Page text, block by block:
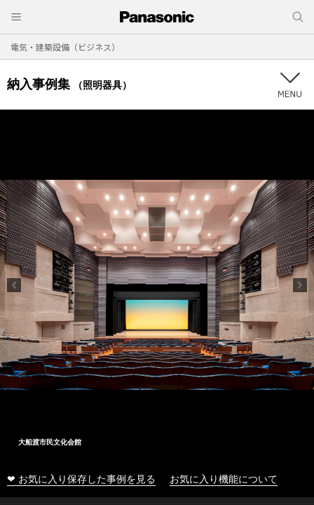
電気・建築設備（ビジネス）
納入事例集 （照明器具）
大船渡市民文化会館
❤ お気に入り保存した事例を見る お気に入り機能について